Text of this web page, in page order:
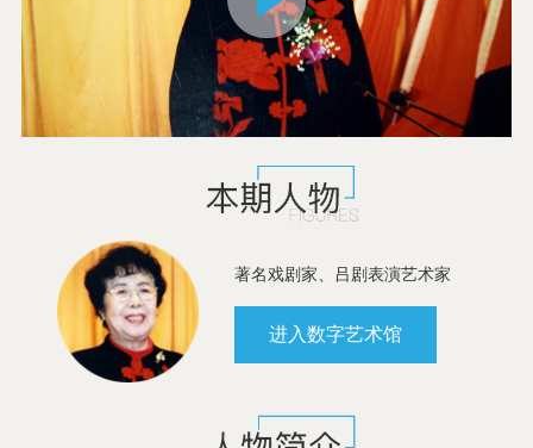
书法
曲艺
舞蹈
民间文艺
著名戏剧家、吕剧表演艺术家
进入数字艺术馆